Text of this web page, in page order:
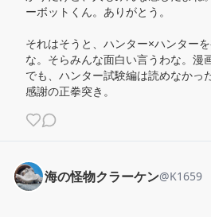
ーボットくん。ありがとう。
それはそうと、ハンター×ハンター
な。そらみんな面白い言うわな。漫
でも、ハンター試験編は読めなかっ
感謝の正拳突き。
海の怪物クラーケン@K1659